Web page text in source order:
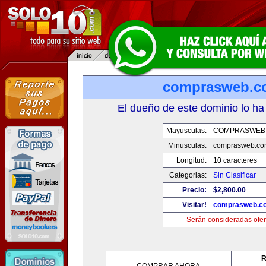
El dueño de este dominio lo
Mayusculas:
Minusculas:
Longitud:
10 caracteres
Categorias:
Sin Clasificar
Precio:
$2,800.00
Visitar!
Serán consideradas